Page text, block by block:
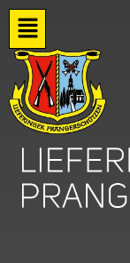
Zum
Inhalt
springen
Flyout
Menu